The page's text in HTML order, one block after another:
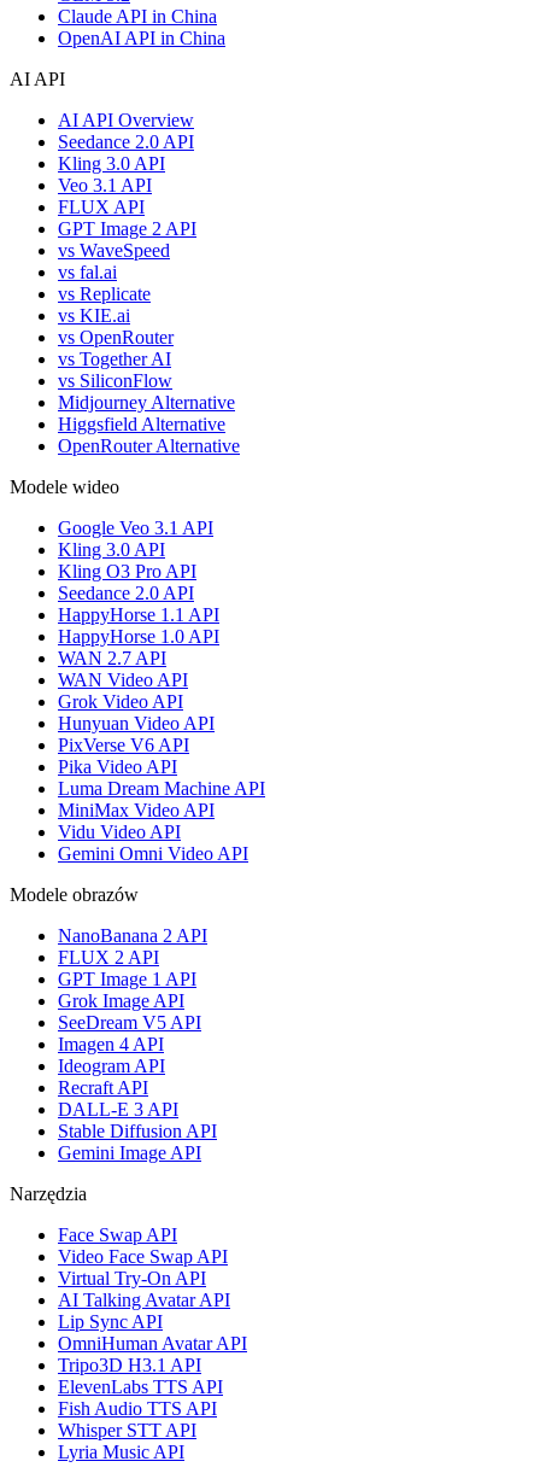
Claude API in China
OpenAI API in China
AI API
AI API Overview
Seedance 2.0 API
Kling 3.0 API
Veo 3.1 API
FLUX API
GPT Image 2 API
vs WaveSpeed
vs fal.ai
vs Replicate
vs KIE.ai
vs OpenRouter
vs Together AI
vs SiliconFlow
Midjourney Alternative
Higgsfield Alternative
OpenRouter Alternative
Modele wideo
Google Veo 3.1 API
Kling 3.0 API
Kling O3 Pro API
Seedance 2.0 API
HappyHorse 1.1 API
HappyHorse 1.0 API
WAN 2.7 API
WAN Video API
Grok Video API
Hunyuan Video API
PixVerse V6 API
Pika Video API
Luma Dream Machine API
MiniMax Video API
Vidu Video API
Gemini Omni Video API
Modele obrazów
NanoBanana 2 API
FLUX 2 API
GPT Image 1 API
Grok Image API
SeeDream V5 API
Imagen 4 API
Ideogram API
Recraft API
DALL-E 3 API
Stable Diffusion API
Gemini Image API
Narzędzia
Face Swap API
Video Face Swap API
Virtual Try-On API
AI Talking Avatar API
Lip Sync API
OmniHuman Avatar API
Tripo3D H3.1 API
ElevenLabs TTS API
Fish Audio TTS API
Whisper STT API
Lyria Music API